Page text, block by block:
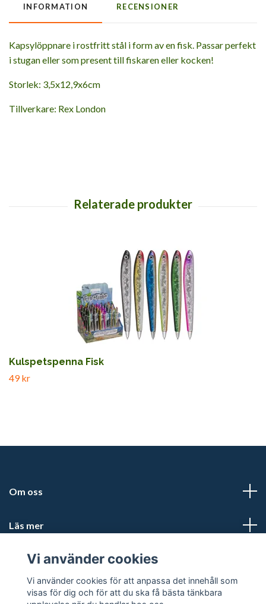
INFORMATION RECENSIONER
Kapsylöppnare i rostfritt stål i form av en fisk. Passar perfekt
i stugan eller som present till fiskaren eller kocken!
Storlek: 3,5x12,9x6cm
Tillverkare: Rex London
Kulspetspenna Fisk
49 kr
Om oss
Läs mer
Sociala medier
Vi använder cookies
Vi använder cookies för att anpassa det innehåll som
visas för dig och för att du ska få bästa tänkbara